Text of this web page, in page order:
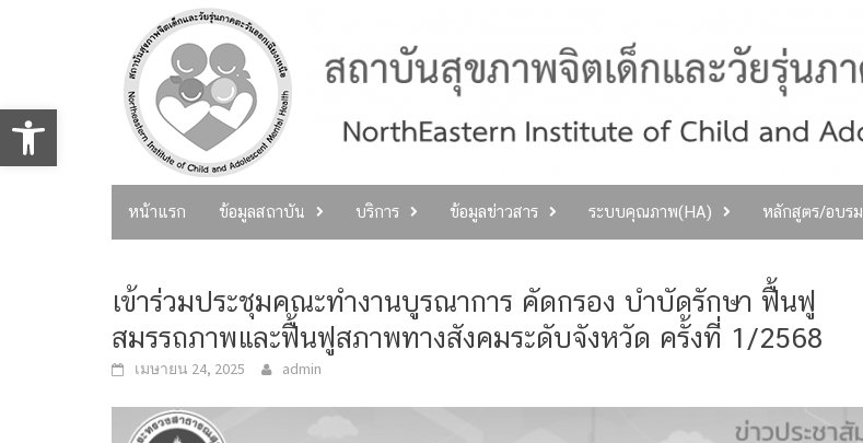
Open toolbar
หน้าแรก ข้อมูลสถาบัน บริการ ข้อมูลข่าวสาร ระบบคุณภาพ(HA) หลักสูตร/อบรม
เข้าร่วมประชุมคณะทำงานบูรณาการ คัดกรอง บำบัดรักษา ฟื้นฟู
สมรรถภาพและฟื้นฟูสภาพทางสังคมระดับจังหวัด ครั้งที่ 1/2568
เมษายน 24, 2025 admin